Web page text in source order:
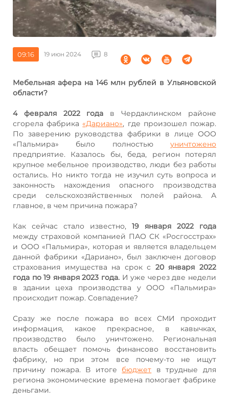
09:16 19 июн 2024 8
Мебельная афера на 146 млн рублей в Ульяновской
области?
4 февраля 2022 года в Чердаклинском районе
сгорела фабрика«Дариано», где произошел пожар.
По заверению руководства фабрики в лице ООО
«Пальмира» было полностью уничтожено
предприятие. Казалось бы, беда, регион потерял
крупное мебельное производство, люди без работы
остались. Но никто тогда не изучил суть вопроса и
законность нахождения опасного производства
среди сельскохозяйственных полей района. А
главное, в чем причина пожара?
Как сейчас стало известно, 19 января 2022 года
между страховой компанией ПАО СК «Росгосстрах»
и ООО «Пальмира», которая и является владельцем
данной фабрики «Дариано», был заключен договор
страхования имущества на срок с 20 января 2022
года по 19 января 2023 года. И уже через две недели
в здании цеха производства у ООО «Пальмира»
происходит пожар. Совпадение?
Сразу же после пожара во всех СМИ проходит
информация, какое прекрасное, в кавычках,
производство было уничтожено. Региональная
власть обещает помочь финансово восстановить
фабрику, но при этом все почему-то не ищут
причину пожара. В итоге бюджет в трудные для
региона экономические времена помогает фабрике
деньгами.